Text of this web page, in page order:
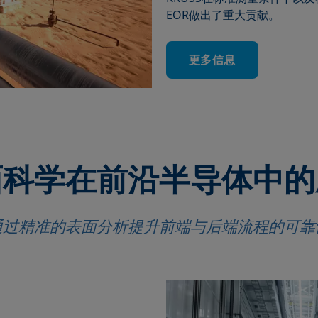
EOR做出了重大贡献。
更多信息
学在前沿半导体中
精准的表面分析提升前端与后端流程的可